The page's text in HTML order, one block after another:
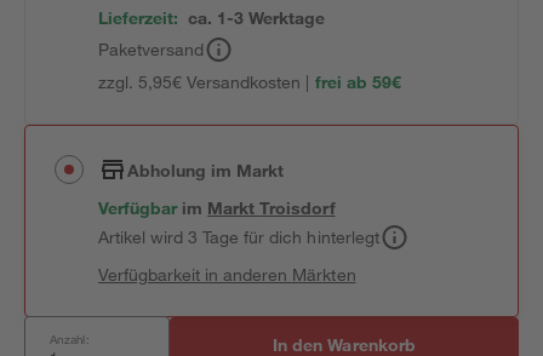
Lieferzeit: ca. 1-3 Werktage
Paketversand
zzgl. 5,95€ Versandkosten | frei ab 59€
Abholung im Markt
Verfügbar im MarktTroisdorf
Artikel wird 3 Tage für dich hinterlegt
Verfügbarkeit in anderen Märkten
Anzahl: In den Warenkorb